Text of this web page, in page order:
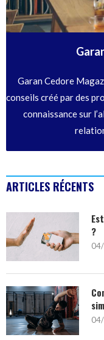
Garan Cedore
conseils créé par des
connaissance sur
ARTICLES RÉCENTS
?